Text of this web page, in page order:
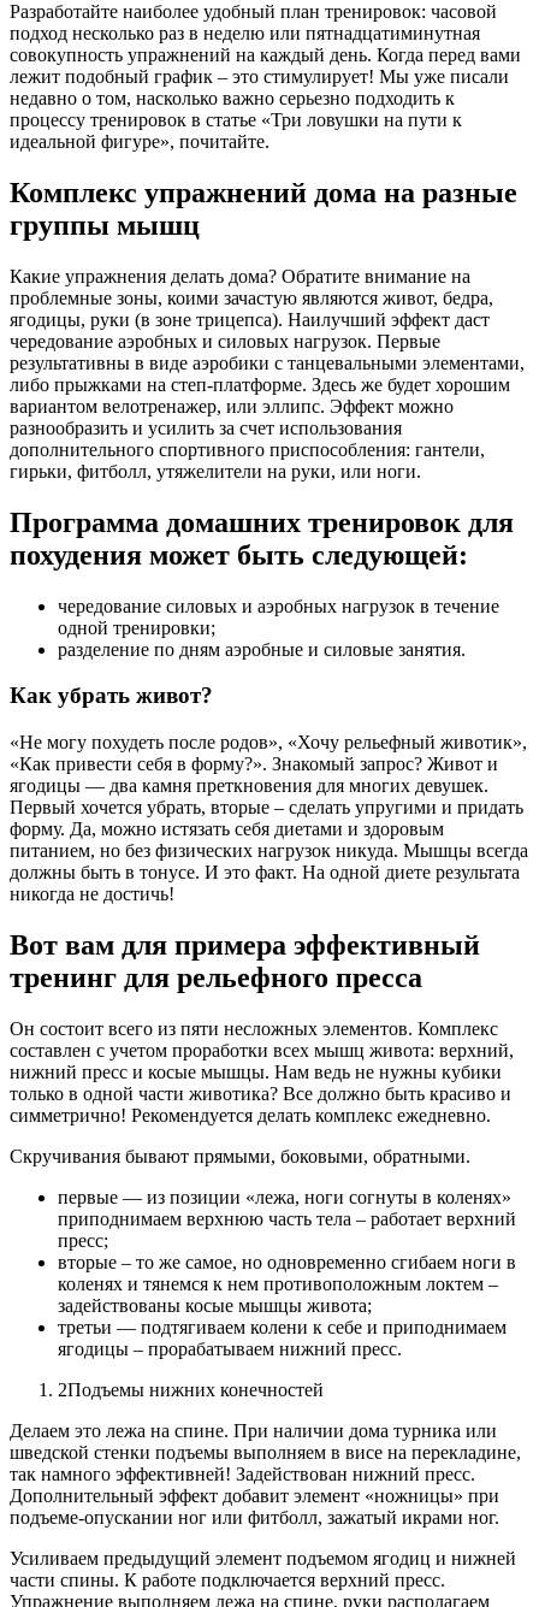
Разработайте наиболее удобный план тренировок: часовой
подход несколько раз в неделю или пятнадцатиминутная
совокупность упражнений на каждый день. Когда перед вами
лежит подобный график – это стимулирует! Мы уже писали
недавно о том, насколько важно серьезно подходить к
процессу тренировок в статье «Три ловушки на пути к
идеальной фигуре», почитайте.
Комплекс упражнений дома на разные
группы мышц
Какие упражнения делать дома? Обратите внимание на
проблемные зоны, коими зачастую являются живот, бедра,
ягодицы, руки (в зоне трицепса). Наилучший эффект даст
чередование аэробных и силовых нагрузок. Первые
результативны в виде аэробики с танцевальными элементами,
либо прыжками на степ-платформе. Здесь же будет хорошим
вариантом велотренажер, или эллипс. Эффект можно
разнообразить и усилить за счет использования
дополнительного спортивного приспособления: гантели,
гирьки, фитболл, утяжелители на руки, или ноги.
Программа домашних тренировок для
похудения может быть следующей:
чередование силовых и аэробных нагрузок в течение
одной тренировки;
разделение по дням аэробные и силовые занятия.
Как убрать живот?
«Не могу похудеть после родов», «Хочу рельефный животик»,
«Как привести себя в форму?». Знакомый запрос? Живот и
ягодицы — два камня преткновения для многих девушек.
Первый хочется убрать, вторые – сделать упругими и придать
форму. Да, можно истязать себя диетами и здоровым
питанием, но без физических нагрузок никуда. Мышцы всегда
должны быть в тонусе. И это факт. На одной диете результата
никогда не достичь!
Вот вам для примера эффективный
тренинг для рельефного пресса
Он состоит всего из пяти несложных элементов. Комплекс
составлен с учетом проработки всех мышц живота: верхний,
нижний пресс и косые мышцы. Нам ведь не нужны кубики
только в одной части животика? Все должно быть красиво и
симметрично! Рекомендуется делать комплекс ежедневно.
Скручивания бывают прямыми, боковыми, обратными.
первые — из позиции «лежа, ноги согнуты в коленях»
приподнимаем верхнюю часть тела – работает верхний
пресс;
вторые – то же самое, но одновременно сгибаем ноги в
коленях и тянемся к нем противоположным локтем –
задействованы косые мышцы живота;
третьи — подтягиваем колени к себе и приподнимаем
ягодицы – прорабатываем нижний пресс.
2Подъемы нижних конечностей
Делаем это лежа на спине. При наличии дома турника или
шведской стенки подъемы выполняем в висе на перекладине,
так намного эффективней! Задействован нижний пресс.
Дополнительный эффект добавит элемент «ножницы» при
подъеме-опускании ног или фитболл, зажатый икрами ног.
Усиливаем предыдущий элемент подъемом ягодиц и нижней
части спины. К работе подключается верхний пресс.
Упражнение выполняем лежа на спине, руки располагаем